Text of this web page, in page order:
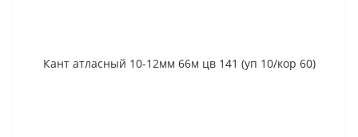
Кант атласный 10-12мм 66м цв 141 (уп 10/кор 60)